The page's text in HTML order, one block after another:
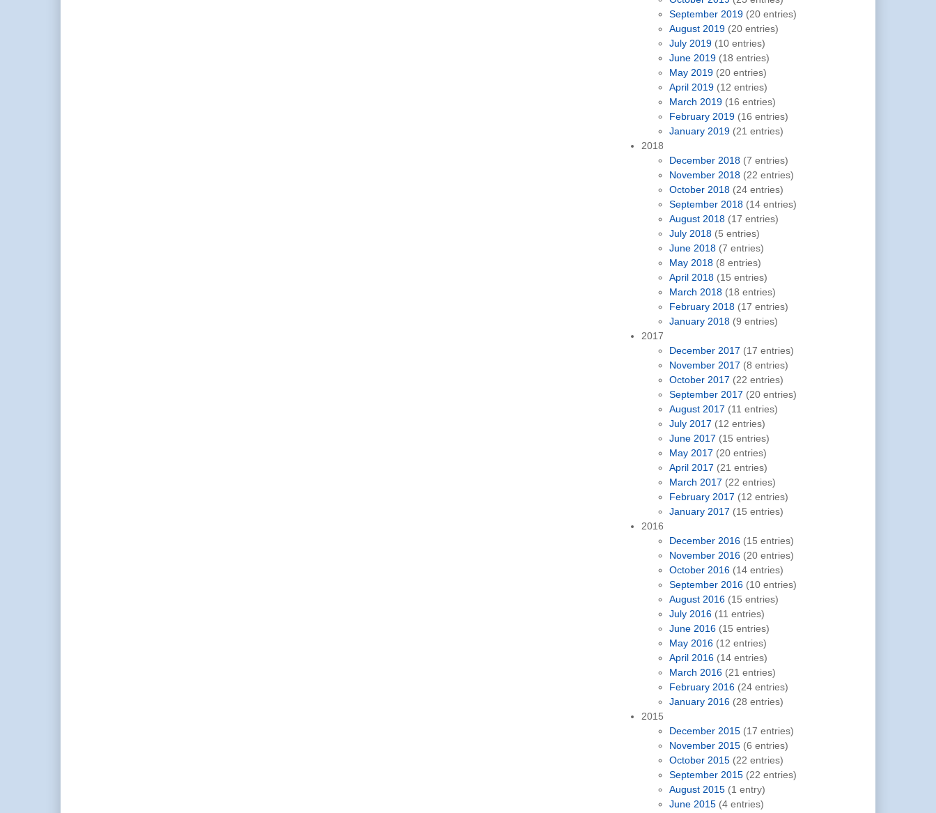
September 2019 (20 entries)
August 2019 (20 entries)
July 2019 (10 entries)
June 2019 (18 entries)
May 2019 (20 entries)
April 2019 (12 entries)
March 2019 (16 entries)
February 2019 (16 entries)
January 2019 (21 entries)
2018
December 2018 (7 entries)
November 2018 (22 entries)
October 2018 (24 entries)
September 2018 (14 entries)
August 2018 (17 entries)
July 2018 (5 entries)
June 2018 (7 entries)
May 2018 (8 entries)
April 2018 (15 entries)
March 2018 (18 entries)
February 2018 (17 entries)
January 2018 (9 entries)
2017
December 2017 (17 entries)
November 2017 (8 entries)
October 2017 (22 entries)
September 2017 (20 entries)
August 2017 (11 entries)
July 2017 (12 entries)
June 2017 (15 entries)
May 2017 (20 entries)
April 2017 (21 entries)
March 2017 (22 entries)
February 2017 (12 entries)
January 2017 (15 entries)
2016
December 2016 (15 entries)
November 2016 (20 entries)
October 2016 (14 entries)
September 2016 (10 entries)
August 2016 (15 entries)
July 2016 (11 entries)
June 2016 (15 entries)
May 2016 (12 entries)
April 2016 (14 entries)
March 2016 (21 entries)
February 2016 (24 entries)
January 2016 (28 entries)
2015
December 2015 (17 entries)
November 2015 (6 entries)
October 2015 (22 entries)
September 2015 (22 entries)
August 2015 (1 entry)
June 2015 (4 entries)